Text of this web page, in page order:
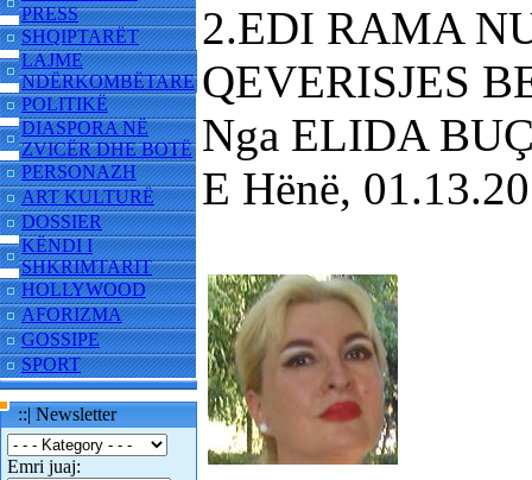
PRESS
SHQIPTARËT
LAJME
NDËRKOMBËTARE
POLITIKË
DIASPORA NË
ZVICËR DHE BOTË
PERSONAZH
ART KULTURË
DOSSIER
KËNDI I
SHKRIMTARIT
HOLLYWOOD
AFORIZMA
GOSSIPE
SPORT
::| Newsletter
Emri juaj:
2.EDI RAMA
QEVERISJES
Nga ELIDA
E Hënë,